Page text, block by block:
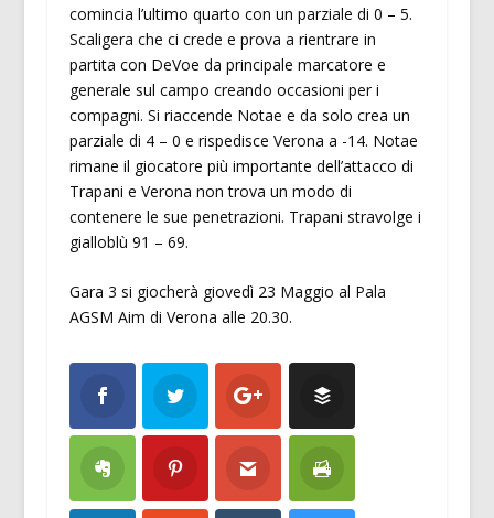
comincia l’ultimo quarto con un parziale di 0 – 5.
Scaligera che ci crede e prova a rientrare in
partita con DeVoe da principale marcatore e
generale sul campo creando occasioni per i
compagni. Si riaccende Notae e da solo crea un
parziale di 4 – 0 e rispedisce Verona a -14. Notae
rimane il giocatore più importante dell’attacco di
Trapani e Verona non trova un modo di
contenere le sue penetrazioni. Trapani stravolge i
gialloblù 91 – 69.
Gara 3 si giocherà giovedì 23 Maggio al Pala
AGSM Aim di Verona alle 20.30.